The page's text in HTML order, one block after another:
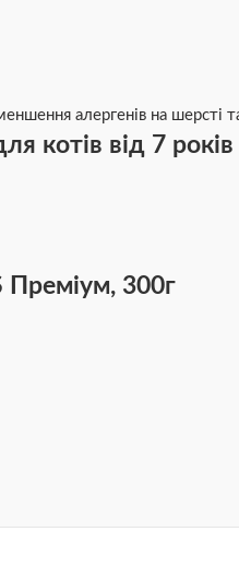
котів від 7
Преміум, 300г